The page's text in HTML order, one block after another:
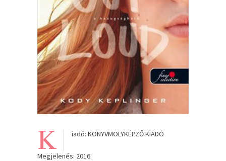
K iadó: KÖNYVMOLYKÉPZŐ KIADÓ
Megjelenés: 2016.